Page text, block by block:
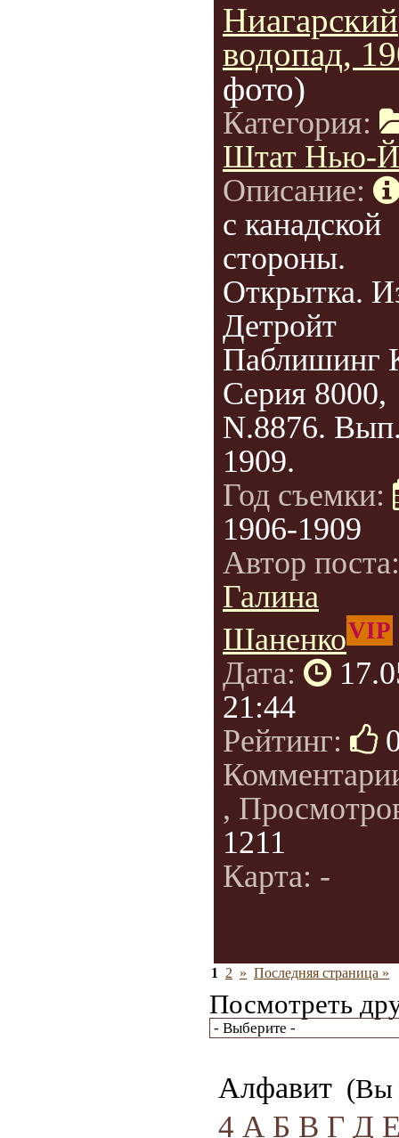
Ниагарский
водопад,
фото)
Категория:
Штат Нью-
Описание:
с канадской
стороны.
Открытка.
Детройт
Паблишинг
Серия 8000,
N.8876.
1909.
Год съемки:
1906-1909
Автор
Галина
ШаненкоVIP
Дата:
21:44
Рейтинг:
,
1211
Карта: -
1 2 » Последняя страница »
Посмотреть
Алфавит (Вы
4 А Б В Г Д